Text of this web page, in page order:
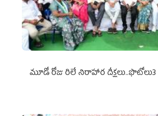
మూడో రోజు రిలే నిరాహార దీక్షలు..ఫొటోలు3